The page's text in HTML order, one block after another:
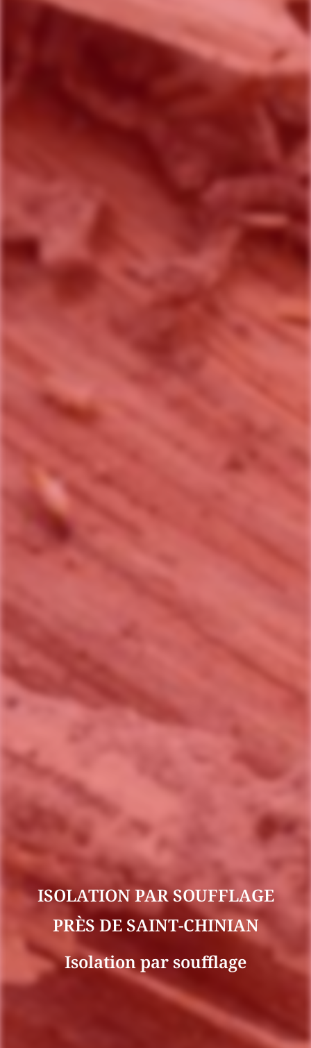
ISOLATION PAR SOUFFLAGE
PRÈS DE SAINT-CHINIAN
Isolation par soufflage